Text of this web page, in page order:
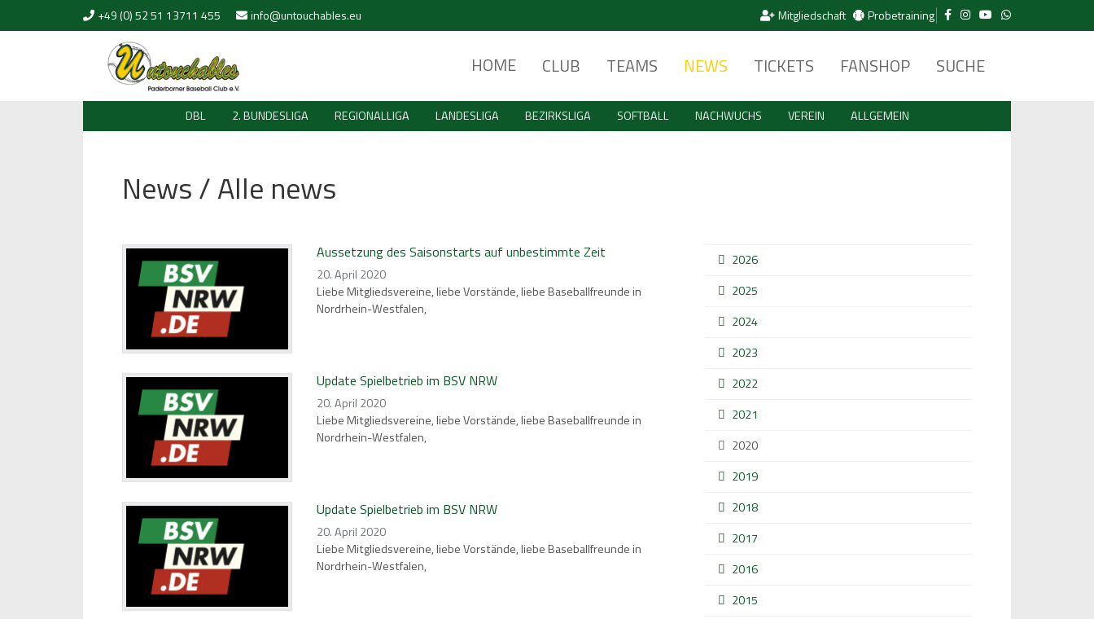
+49 (0) 52 51 13711 455 info@untouchables.eu Mitgliedschaft Probetraining
HOME CLUB TEAMS NEWS TICKETS FANSHOP SUCHE
DBL 2. BUNDESLIGA REGIONALLIGA LANDESLIGA BEZIRKSLIGA SOFTBALL NACHWUCHS VEREIN ALLGEMEIN
News / Alle news
Aussetzung des Saisonstarts auf unbestimmte Zeit
20. April 2020
Liebe Mitgliedsvereine, liebe Vorstände, liebe Baseballfreunde in
Nordrhein-Westfalen,
Update Spielbetrieb im BSV NRW
20. April 2020
Liebe Mitgliedsvereine, liebe Vorstände, liebe Baseballfreunde in
Nordrhein-Westfalen,
Update Spielbetrieb im BSV NRW
20. April 2020
Liebe Mitgliedsvereine, liebe Vorstände, liebe Baseballfreunde in
Nordrhein-Westfalen,
2026
2025
2024
2023
2022
2021
2020
2019
2018
2017
2016
2015